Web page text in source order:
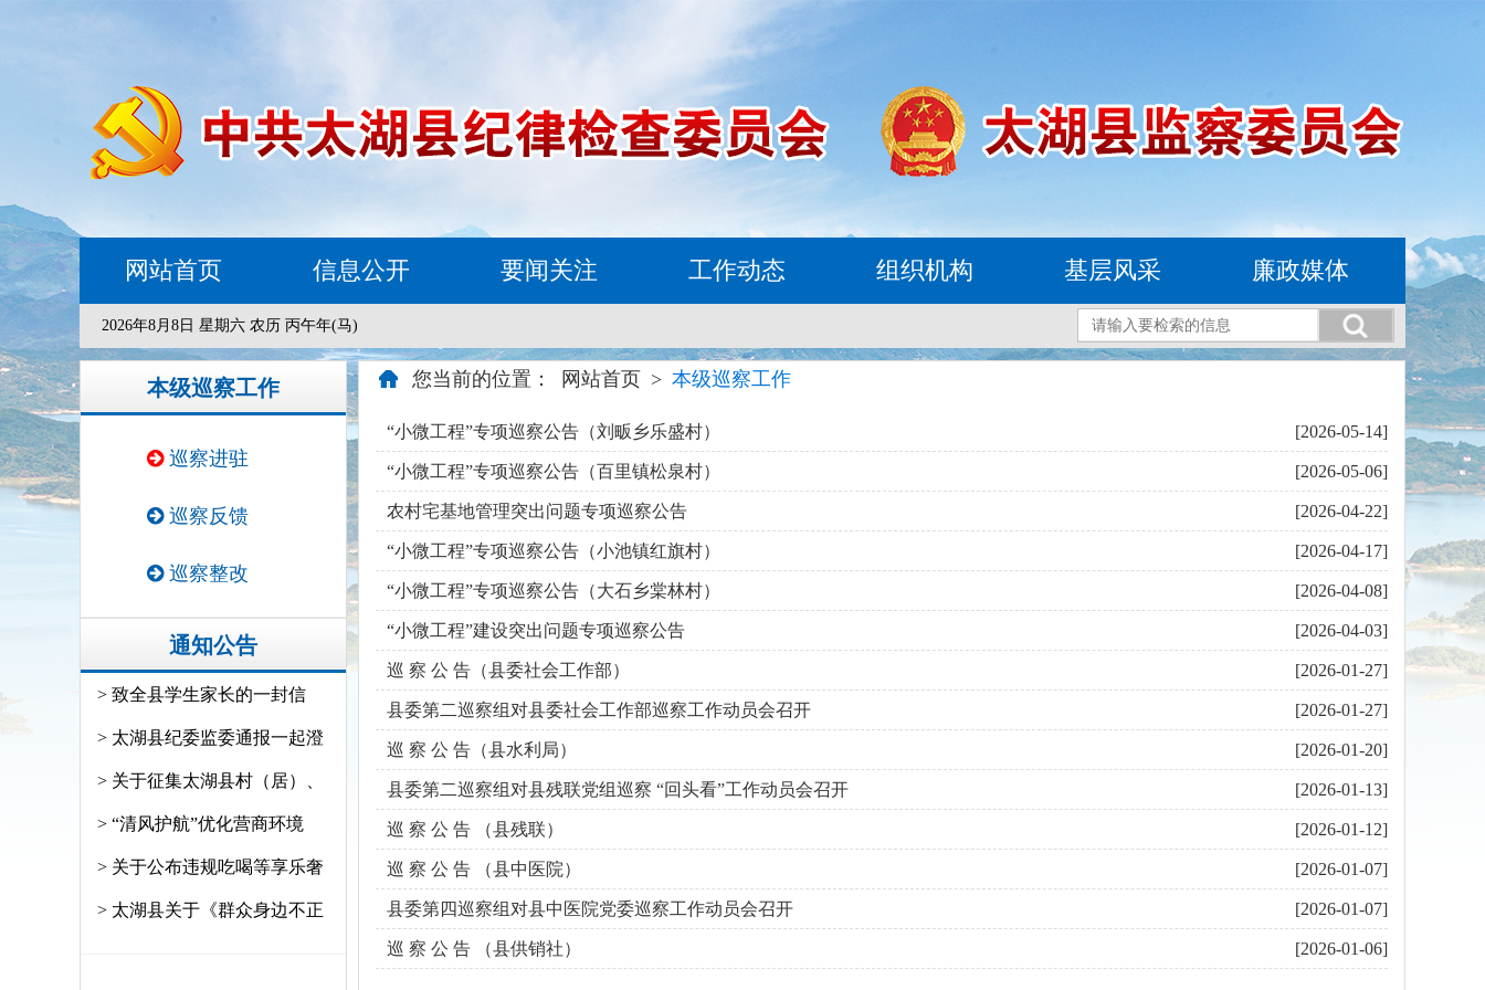
网站首页 信息公开 要闻关注 工作动态 组织机构 基层风采 廉政媒体
2026年8月8日 星期六 农历 丙午年(马)
本级巡察工作
巡察进驻
巡察反馈
巡察整改
通知公告
> 致全县学生家长的一封信
> 太湖县纪委监委通报一起澄
> 关于征集太湖县村（居）、
> “清风护航”优化营商环境
> 关于公布违规吃喝等享乐奢
> 太湖县关于《群众身边不正
您当前的位置： 网站首页 > 本级巡察工作
[2026-05-14]
“小微工程”专项巡察公告（刘畈乡乐盛村）
[2026-05-06]
“小微工程”专项巡察公告（百里镇松泉村）
[2026-04-22]
农村宅基地管理突出问题专项巡察公告
[2026-04-17]
“小微工程”专项巡察公告（小池镇红旗村）
[2026-04-08]
“小微工程”专项巡察公告（大石乡棠林村）
[2026-04-03]
“小微工程”建设突出问题专项巡察公告
[2026-01-27]
巡 察 公 告（县委社会工作部）
[2026-01-27]
县委第二巡察组对县委社会工作部巡察工作动员会召开
[2026-01-20]
巡 察 公 告（县水利局）
[2026-01-13]
县委第二巡察组对县残联党组巡察 “回头看”工作动员会召开
[2026-01-12]
巡 察 公 告 （县残联）
[2026-01-07]
巡 察 公 告 （县中医院）
[2026-01-07]
县委第四巡察组对县中医院党委巡察工作动员会召开
[2026-01-06]
巡 察 公 告 （县供销社）